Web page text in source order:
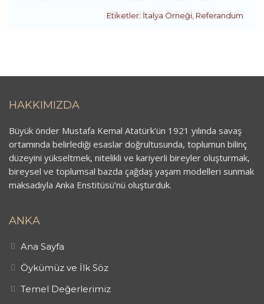
Etiketler: İtalya Örneği, Referandum
HAKKIMIZDA
Büyük önder Mustafa Kemal Atatürk’ün 1921 yılında savaş
ortamında belirlediği esaslar doğrultusunda, toplumun bilinç
düzeyini yükseltmek, nitelikli ve kariyerli bireyler oluşturmak,
bireysel ve toplumsal bazda çağdaş yaşam modelleri sunmak
maksadıyla Anka Enstitüsü’nü oluşturduk.
ANKA
Ana Sayfa
Öykümüz ve İlk Söz
Temel Değerlerimiz